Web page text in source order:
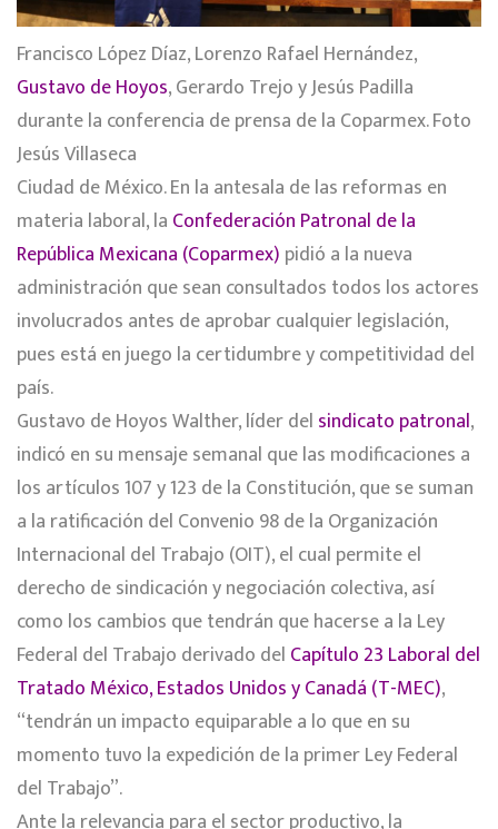
Francisco López Díaz, Lorenzo Rafael Hernández,
Gustavo de Hoyos, Gerardo Trejo y Jesús Padilla
durante la conferencia de prensa de la Coparmex. Foto
Jesús Villaseca
Ciudad de México. En la antesala de las reformas en
materia laboral, la Confederación Patronal de la
República Mexicana (Coparmex) pidió a la nueva
administración que sean consultados todos los actores
involucrados antes de aprobar cualquier legislación,
pues está en juego la certidumbre y competitividad del
país.
Gustavo de Hoyos Walther, líder del sindicato patronal,
indicó en su mensaje semanal que las modificaciones a
los artículos 107 y 123 de la Constitución, que se suman
a la ratificación del Convenio 98 de la Organización
Internacional del Trabajo (OIT), el cual permite el
derecho de sindicación y negociación colectiva, así
como los cambios que tendrán que hacerse a la Ley
Federal del Trabajo derivado del Capítulo 23 Laboral del
Tratado México, Estados Unidos y Canadá (T-MEC),
“tendrán un impacto equiparable a lo que en su
momento tuvo la expedición de la primer Ley Federal
del Trabajo”.